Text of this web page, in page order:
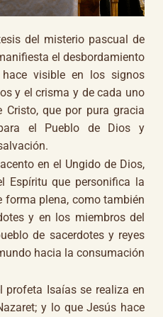
del misterio pascual de
el desbordamiento
visible en los signos
y el crisma y de cada uno
Cristo, que por pura gracia
el Pueblo de Dios y
en el Ungido de Dios,
Espíritu que personifica la
forma plena, como también
y en los miembros del
de sacerdotes y reyes
hacia la consumación
Isaías se realiza en
y lo que Jesús hace